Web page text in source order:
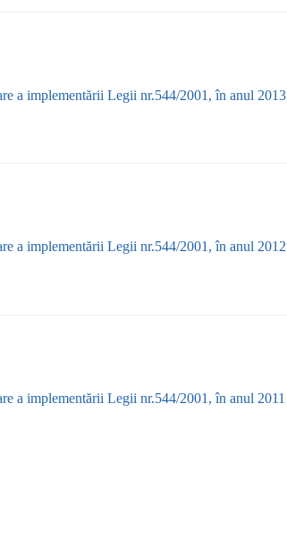
a implementării Legii nr.544/2001, în anul 2013
a implementării Legii nr.544/2001, în anul 2012
a implementării Legii nr.544/2001, în anul 2011